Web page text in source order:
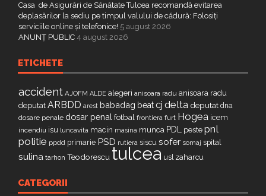
Casa de Asigurări de Sănătate Tulcea recomandă evitarea
deplasărilor la sediu pe timpul valului de cădură: Folosiți
serviciile online și telefonice! 5 august 2026
ANUNȚ PUBLIC 4 august 2026
ETICHETE
accident AJOFM ALDE alegeri anisoara radu anisoara radu
deputat ARBDD arest babadag beatcj delta deputat dna
dosare penale dosar penal fotbal frontiera furt Hogea icem
incendiu isu luncavita macin masina munca PDL peste pnl
politie ppdd primarie PSD rutiera siscu sofer somaj spital
sulina tarhon Teodorescu tulcea usl zaharcu
CATEGORII